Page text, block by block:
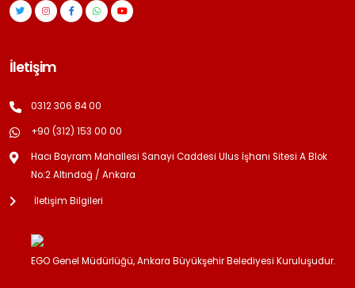
İletişim
0312 306 84 00
+90 (312) 153 00 00
Hacı Bayram Mahallesi Sanayi Caddesi Ulus İşhanı Sitesi A Blok
No:2 Altındağ / Ankara
İletişim Bilgileri
EGO Genel Müdürlüğü, Ankara Büyükşehir Belediyesi Kuruluşudur.